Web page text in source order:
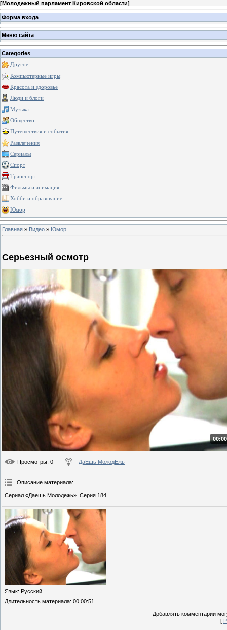
[Молодежный парламент Кировской области]
Форма входа
Меню сайта
Categories
Другое
Компьютерные игры
Красота и здоровье
Люди и блоги
Музыка
Общество
Путешествия и события
Развлечения
Сериалы
Спорт
Транспорт
Фильмы и анимация
Хобби и образование
Юмор
Главная » Видео » Юмор
Серьезный осмотр
Просмотры: 0 ДаЁшь МолодЁжь
Описание материала:
Сериал «Даешь Молодежь». Серия 184.
Язык: Русский
Длительность материала: 00:00:51
Добавлять комментарии
[